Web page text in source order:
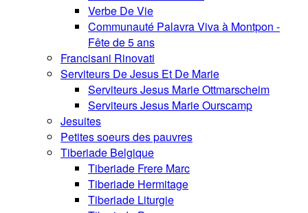
Verbe De Vie
Communauté Palavra Viva à Montpon -
Fête de 5 ans
Francisani Rinovati
Serviteurs De Jesus Et De Marie
Serviteurs Jesus Marie Ottmarscheim
Serviteurs Jesus Marie Ourscamp
Jesuites
Petites soeurs des pauvres
Tiberiade Belgique
Tiberiade Frere Marc
Tiberiade Hermitage
Tiberiade Liturgie